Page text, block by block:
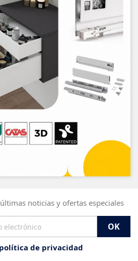
noticias y ofertas especiales
política de privacidad